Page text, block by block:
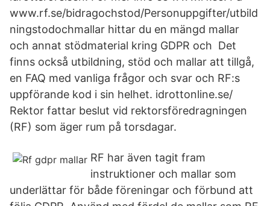
www.rf.se/bidragochstod/Personuppgifter/utbild
ningstodochmallar hittar du en mängd mallar
och annat stödmaterial kring GDPR och Det
finns också utbildning, stöd och mallar att tillgå,
en FAQ med vanliga frågor och svar och RF:s
uppförande kod i sin helhet. idrottonline.se/
Rektor fattar beslut vid rektorsföredragningen
(RF) som äger rum på torsdagar.
RF har även tagit fram
instruktioner och mallar som
underlättar för både föreningar och förbund att